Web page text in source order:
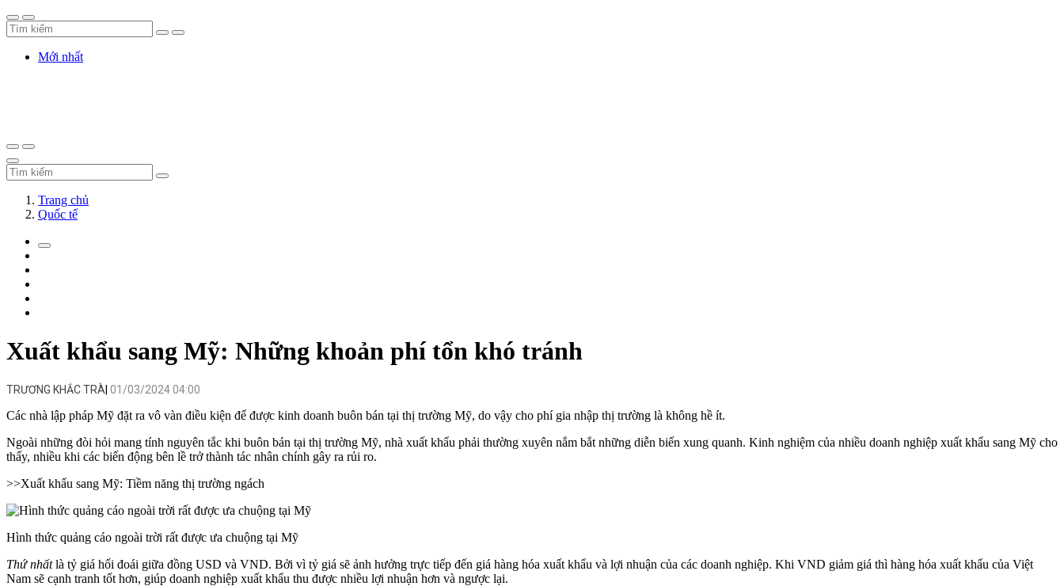
Mới nhất
Trang chủ
Quốc tế
Xuất khẩu sang Mỹ: Những khoản phí tổn khó tránh
TRƯƠNG KHẮC TRÀ 01/03/2024 04:00
Các nhà lập pháp Mỹ đặt ra vô vàn điều kiện để được kinh doanh buôn bán tại thị trường Mỹ, do vậy cho phí gia nhập thị trường là không hề ít.
Ngoài những đòi hỏi mang tính nguyên tắc khi buôn bán tại thị trường Mỹ, nhà xuất khẩu phải thường xuyên nắm bắt những diễn biến xung quanh. Kinh nghiệm của nhiều doanh nghiệp xuất khẩu sang Mỹ cho
thấy, nhiều khi các biến động bên lề trở thành tác nhân chính gây ra rủi ro.
>>Xuất khẩu sang Mỹ: Tiềm năng thị trường ngách
Hình thức quảng cáo ngoài trời rất được ưa chuộng tại Mỹ
Thứ nhấtlà tỷ giá hối đoái giữa đồng USD và VND. Bởi vì tỷ giá sẽ ảnh hưởng trực tiếp đến giá hàng hóa xuất khẩu và lợi nhuận của các doanh nghiệp. Khi VND giảm giá thì hàng hóa xuất khẩu của Việt
Nam sẽ cạnh tranh tốt hơn, giúp doanh nghiệp xuất khẩu thu được nhiều lợi nhuận hơn và ngược lại.